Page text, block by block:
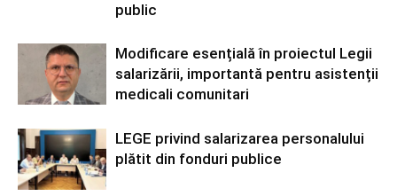
public
Modificare esențială în proiectul Legii
salarizării, importantă pentru asistenții
medicali comunitari
LEGE privind salarizarea personalului
plătit din fonduri publice